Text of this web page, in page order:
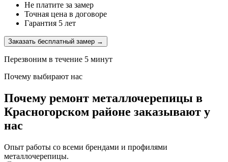
Не платите за замер
Точная цена в договоре
Гарантия 5 лет
Заказать бесплатный замер →
Перезвоним в течение 5 минут
Почему выбирают нас
Почему ремонт металлочерепицы в
Красногорском районе заказывают у
нас
Опыт работы со всеми брендами и профилями
металлочерепицы.